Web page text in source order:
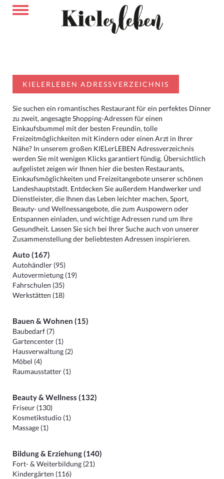
KIELERLEBEN ADRESSVERZEICHNIS
Sie suchen ein romantisches Restaurant für ein perfektes Dinner
zu zweit, angesagte Shopping-Adressen für einen
Einkaufsbummel mit der besten Freundin, tolle
Freizeitmöglichkeiten mit Kindern oder einen Arzt in Ihrer
Nähe? In unserem großen KIELerLEBEN Adressverzeichnis
werden Sie mit wenigen Klicks garantiert fündig. Übersichtlich
aufgelistet zeigen wir Ihnen hier die besten Restaurants,
Einkaufsmöglichkeiten und Freizeitangebote unserer schönen
Landeshauptstadt. Entdecken Sie außerdem Handwerker und
Dienstleister, die Ihnen das Leben leichter machen, Sport,
Beauty- und Wellnessangebote, die zum Auspowern oder
Entspannen einladen, und wichtige Adressen rund um Ihre
Gesundheit. Lassen Sie sich bei Ihrer Suche auch von unserer
Zusammenstellung der beliebtesten Adressen inspirieren.
Auto (167)
Autohändler (95)
Autovermietung (19)
Fahrschulen (35)
Werkstätten (18)
Bauen & Wohnen (15)
Baubedarf (7)
Gartencenter (1)
Hausverwaltung (2)
Möbel (4)
Raumausstatter (1)
Beauty & Wellness (132)
Friseur (130)
Kosmetikstudio (1)
Massage (1)
Bildung & Erziehung (140)
Fort- & Weiterbildung (21)
Kindergärten (116)